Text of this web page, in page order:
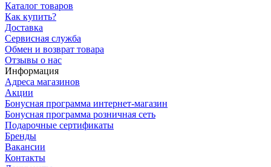
Каталог товаров
Как купить?
Доставка
Сервисная служба
Обмен и возврат товара
Отзывы о нас
Информация
Адреса магазинов
Акции
Бонусная программа интернет-магазин
Бонусная программа розничная сеть
Подарочные сертификаты
Бренды
Вакансии
Контакты